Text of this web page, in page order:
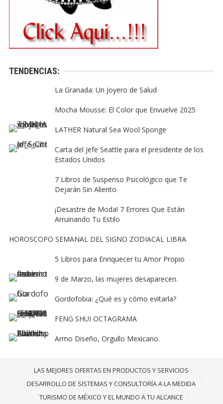
TENDENCIAS:
La Granada: Un Joyero de Salud
Mocha Mousse: El Color que Envuelve 2025
LATHER Natural Sea Wool Sponge
Carta del Jefe Seattle para el presidente de los
Estados Unidos
7 Libros de Suspenso Psicológico que Te
Dejarán Sin Aliento
¡Desastre de Moda! 7 Errores Que Están
Arruinando Tu Estilo
HOROSCOPO SEMANAL DEL SIGNO ZODIACAL LIBRA
5 Libros para Enriquecer tu Amor Propio
9 de Marzo, las mujeres desaparecen.
Gordofobia: ¿Qué es y cómo evitarla?
FENG SHUI OCTAGRAMA
Armo Diseño, Orgullo Mexicano.
LAS MEJORES OFERTAS EN PRODUCTOS Y SERVICIOS
DESARROLLO DE SISTEMAS Y CONSULTORÍA A LA MEDIDA
TURISMO DE MÉXICO Y EL MUNDO A TU ALCANCE